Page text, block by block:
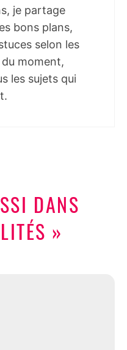
je partage
bons plans,
selon les
moment,
les sujets qui
DANS
»